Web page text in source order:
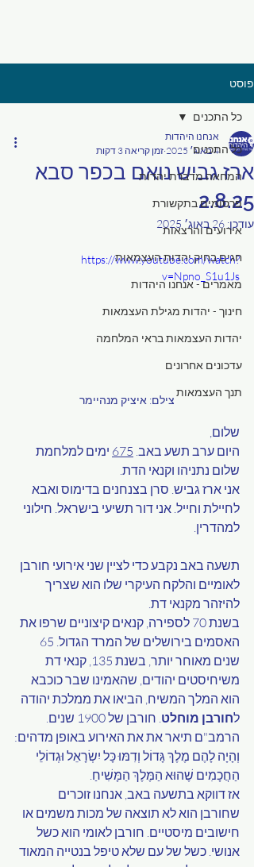
פוסט
כל התכנים
המחאה מדברת יהדות
פרסומים בתקשורת
אירועים והרצאות
חגים בחיק יהדות העצמאות
מאמרים - אנחנו היהדות
חינוך - יהדות מגילת העצמאות
יהדות העצמאות בראי המלחמה
עדכונים אחרונים
תנך העצמאות
כל התכנים
ארז גביש נואם בכפר סבא
2.8.25
אנחנו היהדות
4 באוג׳ 2025
זמן קריאה 3 דקות
עודכן: 26 באוג׳ 2025
https://www.youtube.com/watch?
v=Npno_S1u1Js
צילם: איציק מנהיימר
שלום,
היום ערב תשע באב. 675 ימים למלחמת
שלום נתניהו וקנאי הדת.
אני ארז גביש. סרן בצנחנים בדימוס ואבא
לחיילת וחייל. אני דור תשיעי בישראל. חילוני
למהדרין.
תשעה באב נקבע כדי לציין שני אירועי חורבן
לאומיים והלקח העיקרי שלו הוא שצריך
להיזהר מקנאי דת.
בשנת 70 לספירה, קנאים קיצוניים שרפו את
שנים מאוחר יותר, בשנת 135, קנאי דת
משיחיסטים יהודים, שהאמינו שבר כוכבא
הוא המלך המשיח, הביאו את ממלכת יהודה
לחורבן מוחלט . חורבן של 1900 שנים.
הרמב"ם תיאר את את האירוע באופן מדהים:
וְהָיָה לָהֶם מֶלֶךְ גָּדוֹל וְדִמּוּ כָּל יִשְׂרָאֵל וּגְדוֹלֵי
הַחֲכָמִים שֶׁהוּא הַמֶּלֶךְ הַמָּשִׁיחַ.
אז דווקא בתשעה באב, אנחנו זוכרים
שחורבן הוא לא תוצאה של מכות משמים או
חישובים מיסטיים. חורבן לאומי הוא כשל
אנושי. כשל של עם שלא טיפל בנטייה המאוד